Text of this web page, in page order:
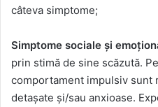
câteva simptome;
Simptome sociale și
prin stimă de sine scăzută.
comportament impulsiv sunt
detașate și/sau anxioase.